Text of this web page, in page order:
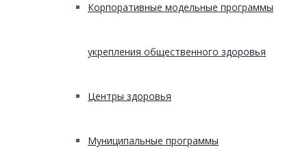
Корпоративные модельные программы
укрепления общественного здоровья
Центры здоровья
Муниципальные программы